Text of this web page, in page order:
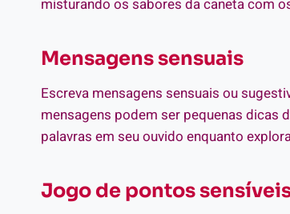
misturando os sabores da caneta com
Mensagens sensuais
Escreva mensagens sensuais ou
mensagens podem ser pequenas dicas
palavras em seu ouvido enquanto
Jogo de pontos